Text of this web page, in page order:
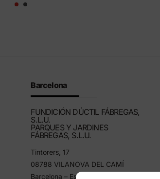
Barcelona
FUNDICIÓN DÚCTIL FÁBREGAS,
S.L.U.
PARQUES Y JARDINES
FÁBREGAS, S.L.U.
Tintorers, 17
08788 VILANOVA DEL CAMÍ
Barcelona – España